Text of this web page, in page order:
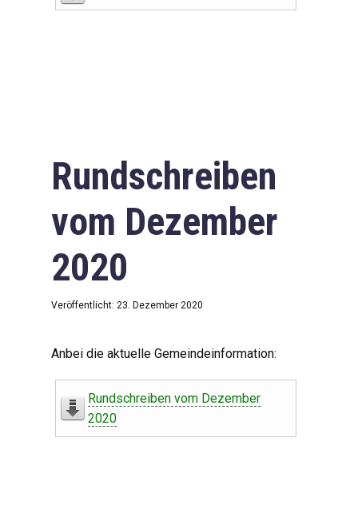
Rundschreiben
vom Dezember
2020
Veröffentlicht: 23. Dezember 2020
Anbei die aktuelle Gemeindeinformation:
Rundschreiben vom Dezember
2020